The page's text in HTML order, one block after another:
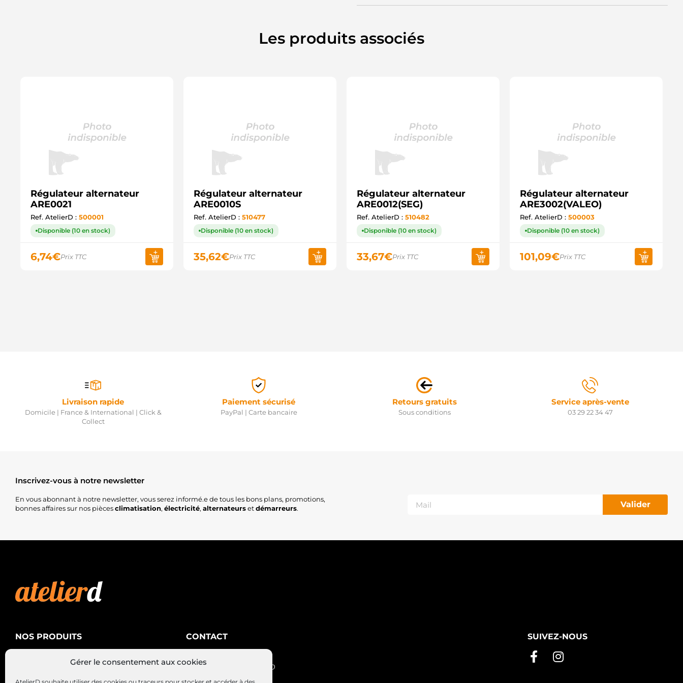
Gérer le consentement aux cookies
Les produits associés
Régulateur alternateur
ARE0021
Ref. AtelierD : 500001
Disponible (10 en stock)
6,74€Prix TTC
Régulateur alternateur
ARE0010S
Ref. AtelierD : 510477
Disponible (10 en stock)
35,62€Prix TTC
Régulateur alternateur
ARE0012(SEG)
Ref. AtelierD : 510482
Disponible (10 en stock)
33,67€Prix TTC
Régulateur alternateur
ARE3002(VALEO)
Ref. AtelierD : 500003
Disponible (10 en stock)
101,09€Prix TTC
Livraison rapide
Domicile | France & International | Click &
Collect
Paiement sécurisé
PayPal | Carte bancaire
Retours gratuits
Sous conditions
Service après-vente
03 29 22 34 47
Inscrivez-vous à notre newsletter
En vous abonnant à notre newsletter, vous serez informé.e de tous les bons plans, promotions,
bonnes affaires sur nos piècesclimatisation, électricité, alternateursetdémarreurs. Valider
NOS PRODUITS CONTACT
AtelierD
88200 SAINT-NABORD
03 29 22 34 47
SUIVEZ-NOUS